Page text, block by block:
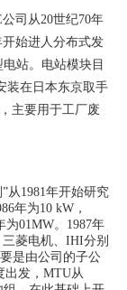
司从20世纪70年
始进人分布式发
站。电站模块目
装在日本东京取手
主要用于工厂废
从1981年开始研究
年为10 kW，
为01MW。1987年
菱电机、IHI分别
是由公司的子公
出发，MTU从